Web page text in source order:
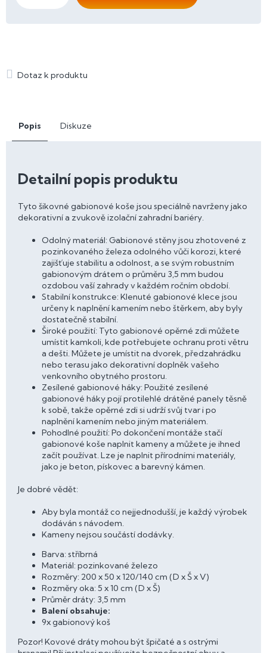
Popis Diskuze
Detailní popis produktu
Tyto šikovné gabionové koše jsou speciálně navrženy jako
dekorativní a zvukově izolační zahradní bariéry.
Odolný materiál: Gabionové stěny jsou zhotovené z
pozinkovaného železa odolného vůči korozi, které
zajišťuje stabilitu a odolnost, a se svým robustním
gabionovým drátem o průměru 3,5 mm budou
ozdobou vaší zahrady v každém ročním období.
Stabilní konstrukce: Klenuté gabionové klece jsou
určeny k naplnění kamením nebo štěrkem, aby byly
dostatečně stabilní.
Široké použití: Tyto gabionové opěrné zdi můžete
umístit kamkoli, kde potřebujete ochranu proti větru
a dešti. Můžete je umístit na dvorek, předzahrádku
nebo terasu jako dekorativní doplněk vašeho
venkovního obytného prostoru.
Zesílené gabionové háky: Použité zesílené
gabionové háky pojí protilehlé drátěné panely těsně
k sobě, takže opěrné zdi si udrží svůj tvar i po
naplnění kamením nebo jiným materiálem.
Pohodlné použití: Po dokončení montáže stačí
gabionové koše naplnit kameny a můžete je ihned
začít používat. Lze je naplnit přírodními materiály,
jako je beton, pískovec a barevný kámen.
Je dobré vědět:
Aby byla montáž co nejjednodušší, je každý výrobek
dodáván s návodem.
Kameny nejsou součástí dodávky.
Barva: stříbrná
Materiál: pozinkované železo
Rozměry: 200 x 50 x 120/140 cm (D x Š x V)
Rozměry oka: 5 x 10 cm (D x Š)
Průměr dráty: 3,5 mm
Balení obsahuje:
9x gabionový koš
Pozor! Kovové dráty mohou být špičaté a s ostrými